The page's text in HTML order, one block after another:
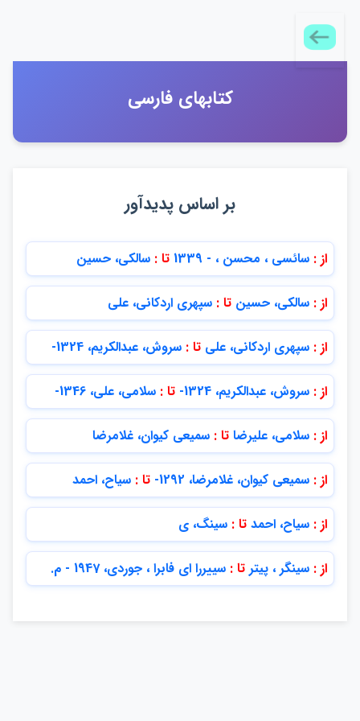
كتابهاي فارسي
بر اساس پديدآور
از : سائسي ، محسن ، - 1339 تا : سالكي، حسين
از : سالكي، حسين تا : سپهري اردكاني، علي
از : سپهري اردكاني، علي تا : سروش، عبدالكريم، 1324-
از : سروش، عبدالكريم، 1324- تا : سلامي، علي، 1346-
از : سلامي، عليرضا تا : سميعي كيوان، غلامرضا
از : سميعي كيوان، غلامرضا، 1292- تا : سياح، احمد
از : سياح، احمد تا : سينگ، ى
از : سينگر ، پيتر تا : سييررا اي فابرا ، جوردي، 1947 - م.